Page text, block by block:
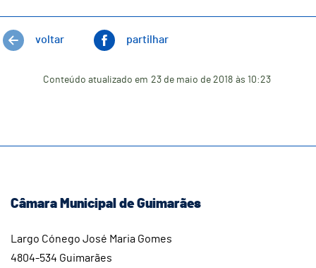
voltar partilhar
Conteúdo atualizado em 23 de maio de 2018 às 10:23
Câmara Municipal de Guimarães
Largo Cónego José Maria Gomes
4804-534 Guimarães